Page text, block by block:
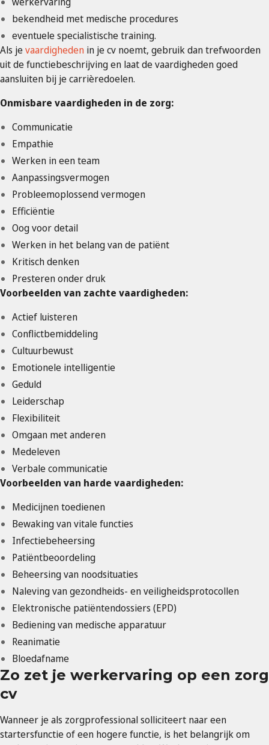
bekendheid met medische procedures
eventuele specialistische training.
Als jevaardigheden in je cv noemt, gebruik dan trefwoorden
uit de functiebeschrijving en laat de vaardigheden goed
aansluiten bij je carrièredoelen.
Onmisbare vaardigheden in de zorg:
Communicatie
Empathie
Werken in een team
Aanpassingsvermogen
Probleemoplossend vermogen
Efficiëntie
Oog voor detail
Werken in het belang van de patiënt
Kritisch denken
Presteren onder druk
Voorbeelden van zachte vaardigheden:
Actief luisteren
Conflictbemiddeling
Cultuurbewust
Emotionele intelligentie
Geduld
Leiderschap
Flexibiliteit
Omgaan met anderen
Medeleven
Verbale communicatie
Voorbeelden van harde vaardigheden:
Medicijnen toedienen
Bewaking van vitale functies
Infectiebeheersing
Patiëntbeoordeling
Beheersing van noodsituaties
Naleving van gezondheids- en veiligheidsprotocollen
Elektronische patiëntendossiers (EPD)
Bediening van medische apparatuur
Reanimatie
Bloedafname
Zo zet je werkervaring op een zorg
cv
Wanneer je als zorgprofessional solliciteert naar een
startersfunctie of een hogere functie, is het belangrijk om